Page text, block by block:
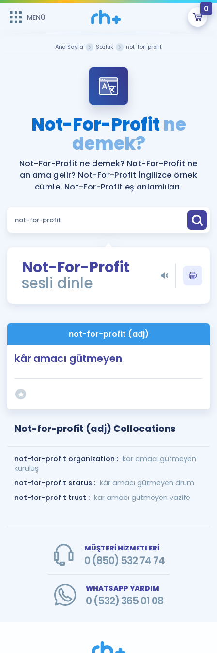
MENÜ
0
Şifremi Hatırlamıyorum
Sepetin Şu An Boş.
Remzi Hoca ile seni sınava hazırlayacak onlarca eğitim seni
bekliyor!
MENÜ
Katılımcı Görüşleri
Faydalı Araçlar
Ücretsiz Kaynaklar
Puan Hesaplama
ÖSYM Sınav Takvimi
Kampanyalar
İngilizce Gramer
İngilizce Gramer
Ana Sayfa Sözlük not-for-profit
Not-For-Profitne
demek?
Not-For-Profit ne demek? Not-For-Profit ne
anlama gelir? Not-For-Profit İngilizce örnek
cümle. Not-For-Profit eş anlamlıları.
Not-For-Profit
sesli dinle
not-for-profit (adj)
kâr amacı gütmeyen
Not-for-profit (adj) Collocations
not-for-profit organization : kar amacı gütmeyen
kuruluş
not-for-profit status : kâr amacı gütmeyen drum
not-for-profit trust : kar amacı gütmeyen vazife
MÜŞTERİ HİZMETLERİ
0 (850) 532 74 74
WHATSAPP YARDIM
0 (532) 365 01 08